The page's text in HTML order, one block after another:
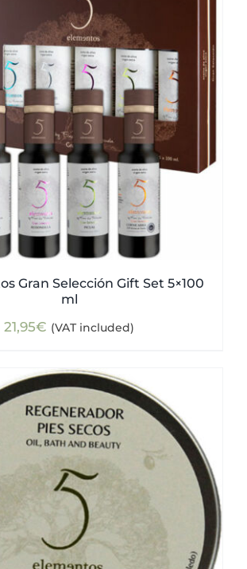
Gran Selección Gift Set 5×100
ml
21,95€ (VAT included)